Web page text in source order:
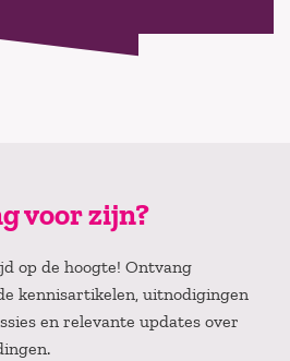
voor zijn?
op de hoogte! Ontvang
kennisartikelen, uitnodigingen
en relevante updates over